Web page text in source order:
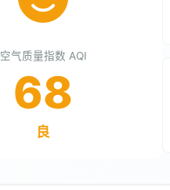
空气质量指数 AQI
68
良